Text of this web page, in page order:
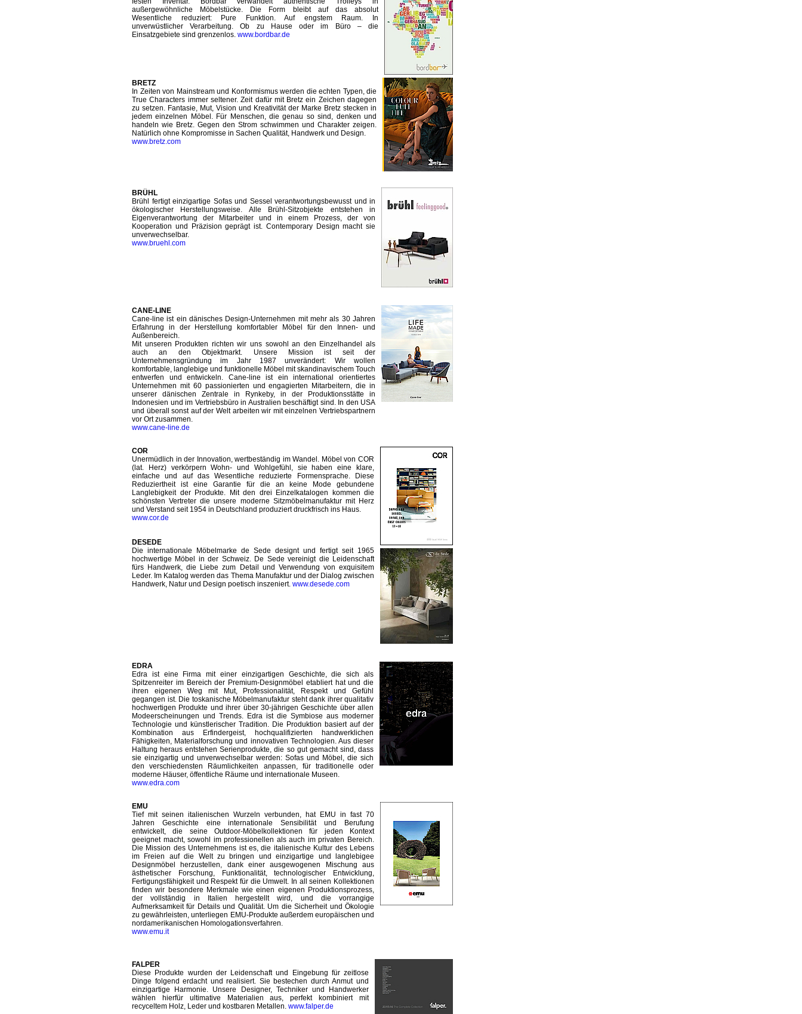
außergewöhnliche Möbelstücke. Die Form bleibt auf das absolut
Wesentliche reduziert: Pure Funktion. Auf engstem Raum. In
unverwüstlicher Verarbeitung. Ob zu Hause oder im Büro – die
Einsatzgebiete sind grenzenlos. www.bordbar.de
BRETZ
In Zeiten von Mainstream und Konformismus werden die echten Typen, die
True Characters immer seltener. Zeit dafür mit Bretz ein Zeichen dagegen
zu setzen. Fantasie, Mut, Vision und Kreativität der Marke Bretz stecken in
jedem einzelnen Möbel. Für Menschen, die genau so sind, denken und
handeln wie Bretz. Gegen den Strom schwimmen und Charakter zeigen.
Natürlich ohne Kompromisse in Sachen Qualität, Handwerk und Design.
www.bretz.com
BRÜHL
Brühl fertigt einzigartige Sofas und Sessel verantwortungsbewusst und in
ökologischer Herstellungsweise. Alle Brühl-Sitzobjekte entstehen in
Eigenverantwortung der Mitarbeiter und in einem Prozess, der von
Kooperation und Präzision geprägt ist. Contemporary Design macht sie
unverwechselbar.
www.bruehl.com
CANE-LINE
Cane-line ist ein dänisches Design-Unternehmen mit mehr als 30 Jahren
Erfahrung in der Herstellung komfortabler Möbel für den Innen- und
Außenbereich.
Mit unseren Produkten richten wir uns sowohl an den Einzelhandel als
auch an den Objektmarkt. Unsere Mission ist seit der
Unternehmensgründung im Jahr 1987 unverändert: Wir wollen
komfortable, langlebige und funktionelle Möbel mit skandinavischem Touch
entwerfen und entwickeln. Cane-line ist ein international orientiertes
Unternehmen mit 60 passionierten und engagierten Mitarbeitern, die in
unserer dänischen Zentrale in Rynkeby, in der Produktionsstätte in
Indonesien und im Vertriebsbüro in Australien beschäftigt sind. In den USA
und überall sonst auf der Welt arbeiten wir mit einzelnen Vertriebspartnern
vor Ort zusammen.
www.cane-line.de
COR
Unermüdlich in der Innovation, wertbeständig im Wandel. Möbel von COR
(lat. Herz) verkörpern Wohn- und Wohlgefühl, sie haben eine klare,
einfache und auf das Wesentliche reduzierte Formensprache. Diese
Reduziertheit ist eine Garantie für die an keine Mode gebundene
Langlebigkeit der Produkte. Mit den drei Einzelkatalogen kommen die
schönsten Vertreter die unsere moderne Sitzmöbelmanufaktur mit Herz
und Verstand seit 1954 in Deutschland produziert druckfrisch ins Haus.
www.cor.de
DESEDE
Die internationale Möbelmarke de Sede designt und fertigt seit 1965
hochwertige Möbel in der Schweiz. De Sede vereinigt die Leidenschaft
fürs Handwerk, die Liebe zum Detail und Verwendung von exquisitem
Leder. Im Katalog werden das Thema Manufaktur und der Dialog zwischen
Handwerk, Natur und Design poetisch inszeniert. www.desede.com
EDRA
Edra ist eine Firma mit einer einzigartigen Geschichte, die sich als
Spitzenreiter im Bereich der Premium-Designmöbel etabliert hat und die
ihren eigenen Weg mit Mut, Professionalität, Respekt und Gefühl
gegangen ist. Die toskanische Möbelmanufaktur steht dank ihrer qualitativ
hochwertigen Produkte und ihrer über 30-jährigen Geschichte über allen
Modeerscheinungen und Trends. Edra ist die Symbiose aus moderner
Technologie und künstlerischer Tradition. Die Produktion basiert auf der
Kombination aus Erfindergeist, hochqualifizierten handwerklichen
Fähigkeiten, Materialforschung und innovativen Technologien. Aus dieser
Haltung heraus entstehen Serienprodukte, die so gut gemacht sind, dass
sie einzigartig und unverwechselbar werden: Sofas und Möbel, die sich
den verschiedensten Räumlichkeiten anpassen, für traditionelle oder
moderne Häuser, öffentliche Räume und internationale Museen.
www.edra.com
EMU
Tief mit seinen italienischen Wurzeln verbunden, hat EMU in fast 70
Jahren Geschichte eine internationale Sensibilität und Berufung
entwickelt, die seine Outdoor-Möbelkollektionen für jeden Kontext
geeignet macht, sowohl im professionellen als auch im privaten Bereich.
Die Mission des Unternehmens ist es, die italienische Kultur des Lebens
im Freien auf die Welt zu bringen und einzigartige und langlebigee
Designmöbel herzustellen, dank einer ausgewogenen Mischung aus
ästhetischer Forschung, Funktionalität, technologischer Entwicklung,
Fertigungsfähigkeit und Respekt für die Umwelt. In all seinen Kollektionen
finden wir besondere Merkmale wie einen eigenen Produktionsprozess,
der vollständig in Italien hergestellt wird, und die vorrangige
Aufmerksamkeit für Details und Qualität. Um die Sicherheit und Ökologie
zu gewährleisten, unterliegen EMU-Produkte außerdem europäischen und
nordamerikanischen Homologationsverfahren.
www.emu.it
FALPER
Diese Produkte wurden der Leidenschaft und Eingebung für zeitlose
Dinge folgend erdacht und realisiert. Sie bestechen durch Anmut und
einzigartige Harmonie. Unsere Designer, Techniker und Handwerker
wählen hierfür ultimative Materialien aus, perfekt kombiniert mit
recyceltem Holz, Leder und kostbaren Metallen. www.falper.de